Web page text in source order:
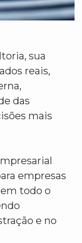
sua
reais,
das
mais
empresas
em todo o
e no